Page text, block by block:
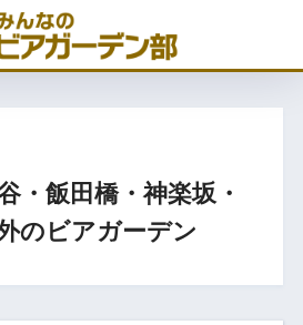
・飯田橋・神楽坂・
のビアガーデン